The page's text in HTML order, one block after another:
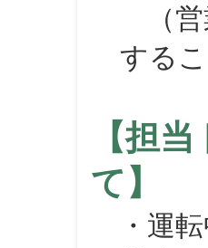
（営
する
【担
て】
・運転